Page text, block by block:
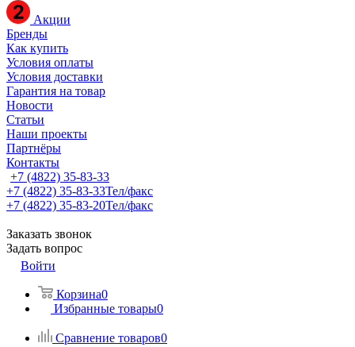
Акции
Бренды
Как купить
Условия оплаты
Условия доставки
Гарантия на товар
Новости
Статьи
Наши проекты
Партнёры
Контакты
+7 (4822) 35-83-33
+7 (4822) 35-83-33Тел/факс
+7 (4822) 35-83-20Тел/факс
Заказать звонок
Задать вопрос
Войти
Корзина0
Избранные товары0
Сравнение товаров0